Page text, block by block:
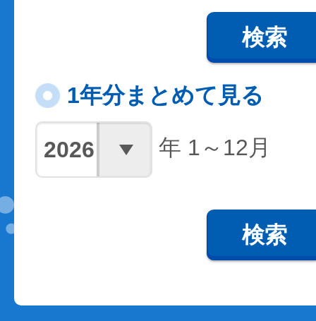
検索
1年分まとめて見る
年 1～12月
検索